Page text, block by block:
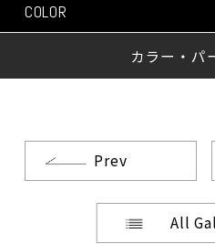
COLOR
カラー・パ
Prev
All